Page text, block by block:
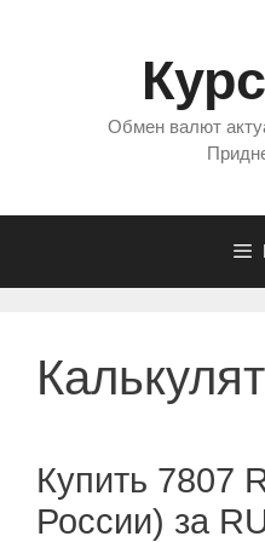
Обмен валют
Купить 7807
России) за